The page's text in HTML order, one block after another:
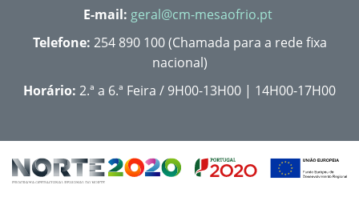
E-mail: geral@cm-mesaofrio.pt
Telefone: 254 890 100 (Chamada para a rede fixa
nacional)
Horário: 2.ª a 6.ª Feira / 9H00-13H00 | 14H00-17H00